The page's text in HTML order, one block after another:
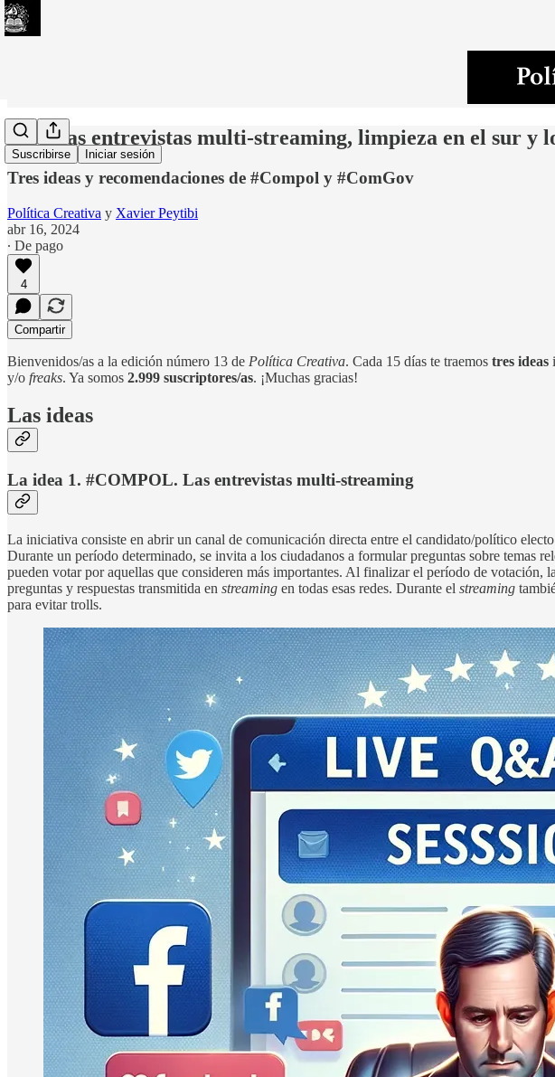
Suscribirse Iniciar sesión
#13: Las entrevistas multi-streaming, limpieza en el sur y
Tres ideas y recomendaciones de #Compol y #ComGov
Política Creativa y Xavier Peytibi
abr 16, 2024
∙ De pago
4
Compartir
Bienvenidos/as a la edición número 13 de Política Creativa. Cada 15 días te traemos tres ideas
y/o freaks. Ya somos 2.999 suscriptores/as. ¡Muchas gracias!
Las ideas
La idea 1. #COMPOL. Las entrevistas multi-streaming
La iniciativa consiste en abrir un canal de comunicación directa entre el candidato/político
Durante un período determinado, se invita a los ciudadanos a formular preguntas sobre temas
pueden votar por aquellas que consideren más importantes. Al finalizar el período de votación,
preguntas y respuestas transmitida en streaming en todas esas redes. Durante el streaming
para evitar trolls.